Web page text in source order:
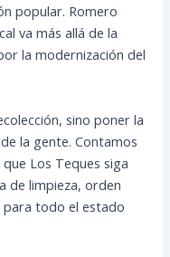
popular. Romero
va más allá de la
la modernización del
sino poner la
la gente. Contamos
Los Teques siga
de limpieza, orden
para todo el estado